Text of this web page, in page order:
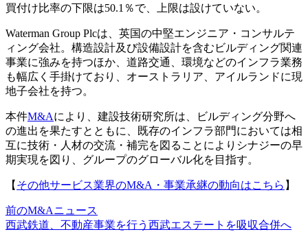
買付け比率の下限は50.1％で、上限は設けていない。
Waterman Group Plcは、英国の中堅エンジニア・コンサルテ
ィング会社。構造設計及び設備設計を含むビルディング関連
事業に強みを持つほか、道路交通、環境などのインフラ業務
も幅広く手掛けており、オーストラリア、アイルランドに現
地子会社を持つ。
本件M&Aにより、建設技術研究所は、ビルディング分野へ
の進出を果たすとともに、既存のインフラ部門においては相
互に技術・人材の交流・補完を図ることによりシナジーの早
期実現を図り、グループのグローバル化を目指す。
【 その他サービス業界のM&A・事業承継の動向はこちら 】
前のM&Aニュース
西武鉄道、不動産事業を行う西武エステートを吸収合併へ